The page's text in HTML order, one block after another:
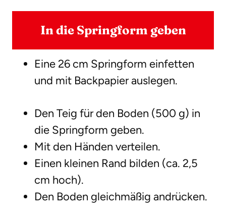
In die Springform geben
Eine 26 cm Springform einfetten
und mit Backpapier auslegen.
Den Teig für den Boden (500 g) in
die Springform geben.
Mit den Händen verteilen.
Einen kleinen Rand bilden (ca. 2,5
cm hoch).
Den Boden gleichmäßig andrücken.